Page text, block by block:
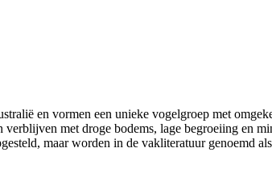
en vormen een unieke vogelgroep met
met droge bodems, lage begroeiing en
maar worden in de vakliteratuur genoemd